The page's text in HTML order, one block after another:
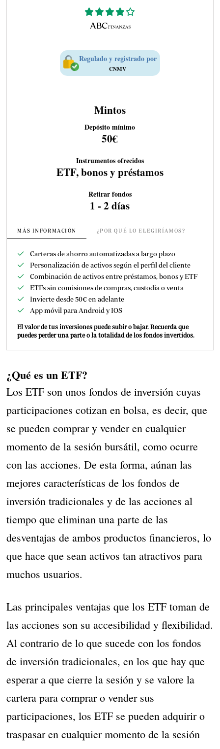
Regulado y registrado por
CNMV
Mintos
Depósito mínimo
50€
Instrumentos ofrecidos
ETF, bonos y préstamos
Retirar fondos
1 - 2 días
MÁS INFORMACIÓN ¿POR QUÉ LO ELEGIRÍAMOS?
Carteras de ahorro automatizadas a largo plazo
Personalización de activos según el perfil del cliente
Combinación de activos entre préstamos, bonos y ETF
ETFs sin comisiones de compras, custodia o venta
Invierte desde 50€ en adelante
App móvil para Android y IOS
El valor de tus inversiones puede subir o bajar. Recuerda que
puedes perder una parte o la totalidad de los fondos invertidos.
¿Qué es un ETF?
Los ETF son unos fondos de inversión cuyas
participaciones cotizan en bolsa, es decir, que
se pueden comprar y vender en cualquier
momento de la sesión bursátil, como ocurre
con las acciones. De esta forma, aúnan las
mejores características de los fondos de
inversión tradicionales y de las acciones al
tiempo que eliminan una parte de las
desventajas de ambos productos financieros, lo
que hace que sean activos tan atractivos para
muchos usuarios.
Las principales ventajas que los ETF toman de
las acciones son su accesibilidad y flexibilidad.
Al contrario de lo que sucede con los fondos
de inversión tradicionales, en los que hay que
esperar a que cierre la sesión y se valore la
cartera para comprar o vender sus
participaciones, los ETF se pueden adquirir o
traspasar en cualquier momento de la sesión